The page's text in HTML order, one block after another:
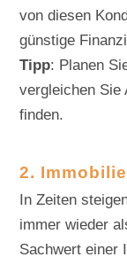
von diesen
günstige
Tipp: Planen
vergleichen Sie
finden.
2.
In Zeiten
immer wieder
Sachwert einer